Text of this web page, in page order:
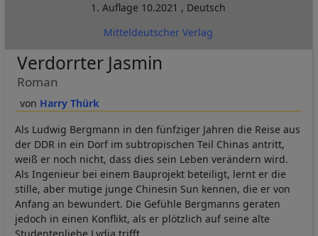
1. Auflage 10.2021 , Deutsch
Mitteldeutscher Verlag
Harry Thürk
Verdorrter Jasmin
Roman
Als Ludwig Bergmann in den fünfziger Jahren die Reise aus
der DDR in ein Dorf im subtropischen Teil Chinas antritt,
weiß er noch nicht, dass dies sein Leben verändern wird.
Als Ingenieur bei einem Bauprojekt beteiligt, lernt er die
stille, aber mutige junge Chinesin Sun kennen, die er von
Anfang an bewundert. Die Gefühle Bergmanns geraten
jedoch in einen Konflikt, als er plötzlich auf seine alte